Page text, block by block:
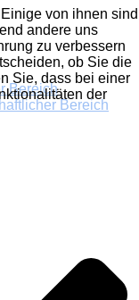
Bereich
Bereich
von ihnen sind
andere uns
zu verbessern
ob Sie die
Sie, dass bei einer
der